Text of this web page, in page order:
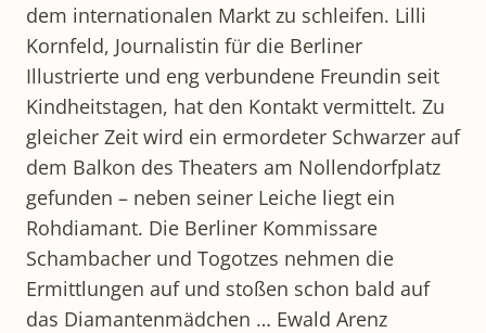
dem internationalen Markt zu schleifen. Lilli
Kornfeld, Journalistin für die Berliner
Illustrierte und eng verbundene Freundin seit
Kindheitstagen, hat den Kontakt vermittelt. Zu
gleicher Zeit wird ein ermordeter Schwarzer auf
dem Balkon des Theaters am Nollendorfplatz
gefunden – neben seiner Leiche liegt ein
Rohdiamant. Die Berliner Kommissare
Schambacher und Togotzes nehmen die
Ermittlungen auf und stoßen schon bald auf
das Diamantenmädchen … Ewald Arenz